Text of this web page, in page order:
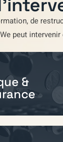
,de
peut intervenir
&